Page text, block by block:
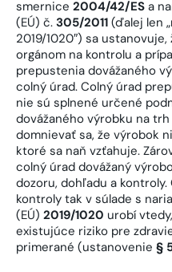
smernice 2004/42/ES a
(EÚ) č. 305/2011 (ďalej len
2019/1020″) sa
orgánom na kontrolu a
prepustenia dovážaného
colný úrad. Colný úrad
nie sú splnené určené
dovážaného výrobku na
domnievať sa, že výrobok
ktoré sa naň vzťahuje.
colný úrad dovážaný
dozoru, dohľadu a
kontroly tak v súlade s
(EÚ) 2019/1020 urobí
existujúce riziko pre
primerané (ustanovenie §